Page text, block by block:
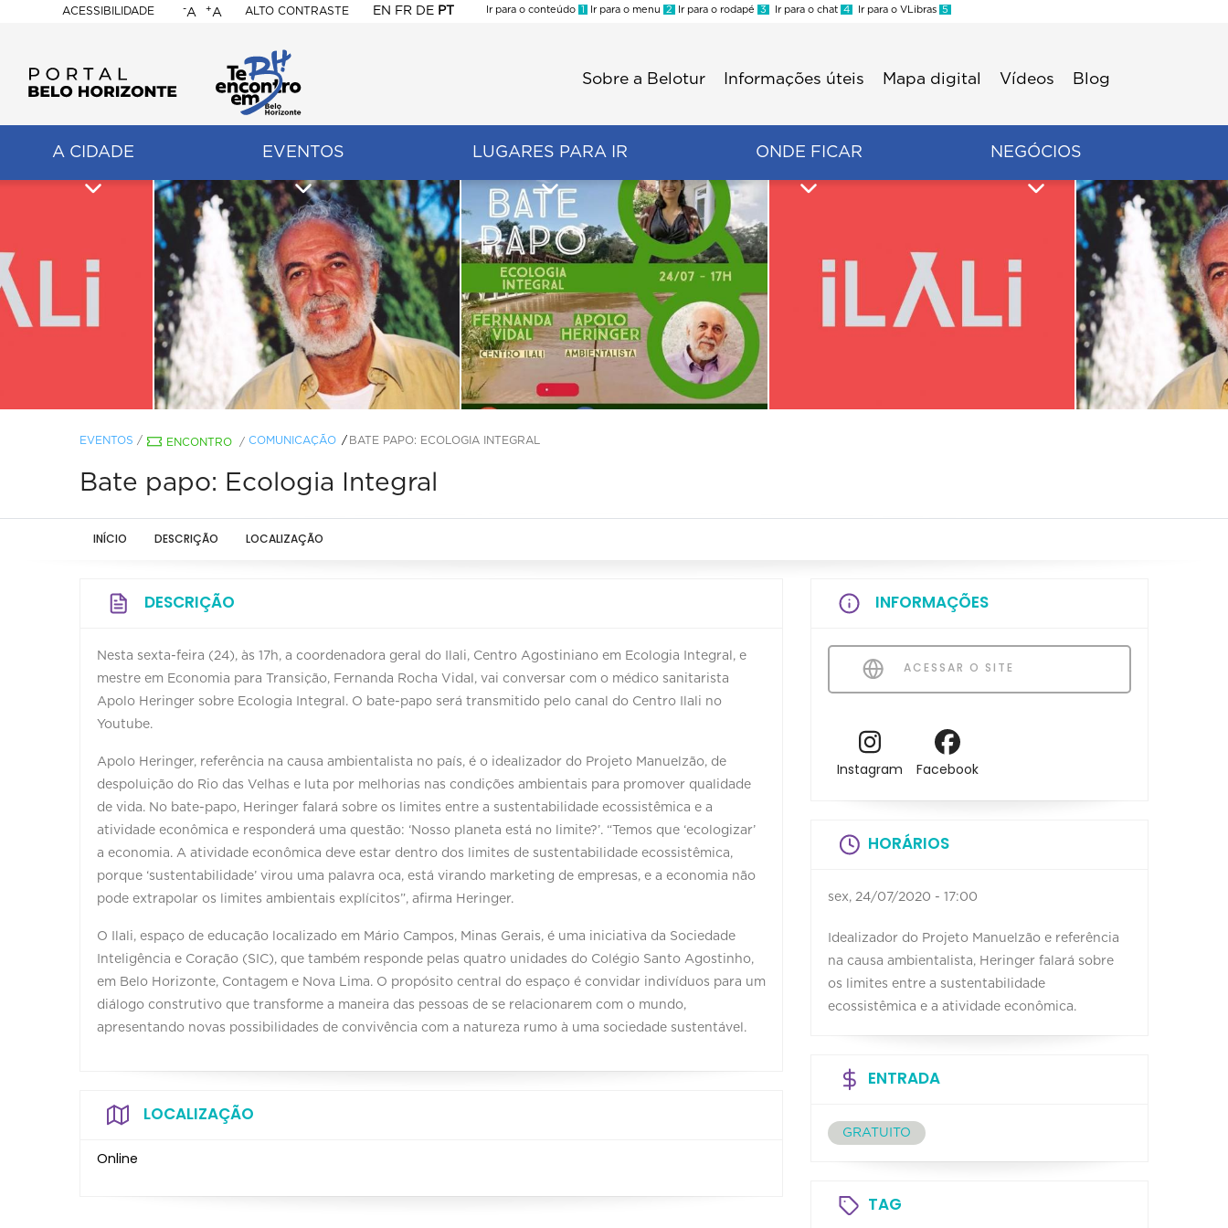
ACESSIBILIDADE
BELO
HORIZONTE
-A +A ALTO CONTRASTE EN FR DE PT
Ir para o conteúdo 1 Ir para o menu 2 Ir para o rodapé 3 Ir para o chat 4 Ir para o VLibras 5
Sobre a Belotur Informações úteis Mapa digital Vídeos Blog
A CIDADE EVENTOS LUGARES PARA IR ONDE FICAR NEGÓCIOS
EVENTOS / ENCONTRO / COMUNICAÇÃO BATE PAPO: ECOLOGIA INTEGRAL
Bate papo: Ecologia Integral
INÍCIO DESCRIÇÃO LOCALIZAÇÃO
DESCRIÇÃO
Nesta sexta-feira (24), às 17h, a coordenadora geral do Ilali, Centro Agostiniano em Ecologia Integral, e
mestre em Economia para Transição, Fernanda Rocha Vidal, vai conversar com o médico sanitarista
Apolo Heringer sobre Ecologia Integral. O bate-papo será transmitido pelo canal do Centro Ilali no
Youtube.
Apolo Heringer, referência na causa ambientalista no país, é o idealizador do Projeto Manuelzão, de
despoluição do Rio das Velhas e luta por melhorias nas condições ambientais para promover qualidade
de vida. No bate-papo, Heringer falará sobre os limites entre a sustentabilidade ecossistêmica e a
atividade econômica e responderá uma questão: ‘Nosso planeta está no limite?’. “Temos que ‘ecologizar’
a economia. A atividade econômica deve estar dentro dos limites de sustentabilidade ecossistêmica,
porque ‘sustentabilidade’ virou uma palavra oca, está virando marketing de empresas, e a economia não
pode extrapolar os limites ambientais explícitos”, afirma Heringer.
O Ilali, espaço de educação localizado em Mário Campos, Minas Gerais, é uma iniciativa da Sociedade
Inteligência e Coração (SIC), que também responde pelas quatro unidades do Colégio Santo Agostinho,
em Belo Horizonte, Contagem e Nova Lima. O propósito central do espaço é convidar indivíduos para um
diálogo construtivo que transforme a maneira das pessoas de se relacionarem com o mundo,
apresentando novas possibilidades de convivência com a natureza rumo à uma sociedade sustentável.
LOCALIZAÇÃO
Online
INFORMAÇÕES
ACESSAR O SITE
Instagram Facebook
HORÁRIOS
sex, 24/07/2020 - 17:00
Idealizador do Projeto Manuelzão e referência
na causa ambientalista, Heringer falará sobre
os limites entre a sustentabilidade
ecossistêmica e a atividade econômica.
ENTRADA
GRATUITO
TAG